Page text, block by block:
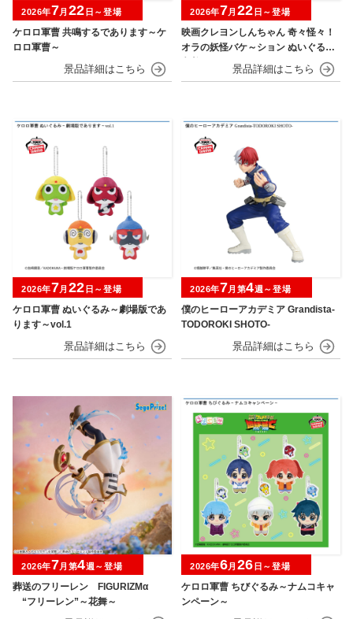
ケロロ軍曹 共鳴するであります～ケ
ロロ軍曹～
2026年7月 22 日～登場
映画クレヨンしんちゃん 奇々怪々！
オラの妖怪バケ～ション ぬいぐるみ
2026年7月 22 日～登場
ケロロ軍曹 ぬいぐるみ～劇場版であ
ります～vol.1
2026年7月 22 日～登場
僕のヒーローアカデミア Grandista-
TODOROKI SHOTO-
2026年7月第4週～登場
葬送のフリーレン FIGURIZMα
“フリーレン”～花舞～
2026年7月第4週～登場
ケロロ軍曹 ちびぐるみ～ナムコキャ
ンペーン～
2026年6月 26 日～登場